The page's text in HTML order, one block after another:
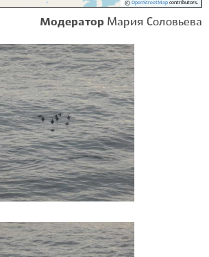
© OpenStreetMapcontributors.
Модератор Мария Соловьева